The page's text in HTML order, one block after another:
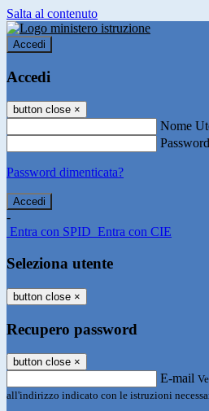
Salta al contenuto
Accedi
Accedi
button close ×
Nome
Password
Password dimenticata?
-
Entra con SPID Entra con CIE
Seleziona utente
button close ×
Recupero password
button close ×
E-mail
all'indirizzo indicato con le istruzioni